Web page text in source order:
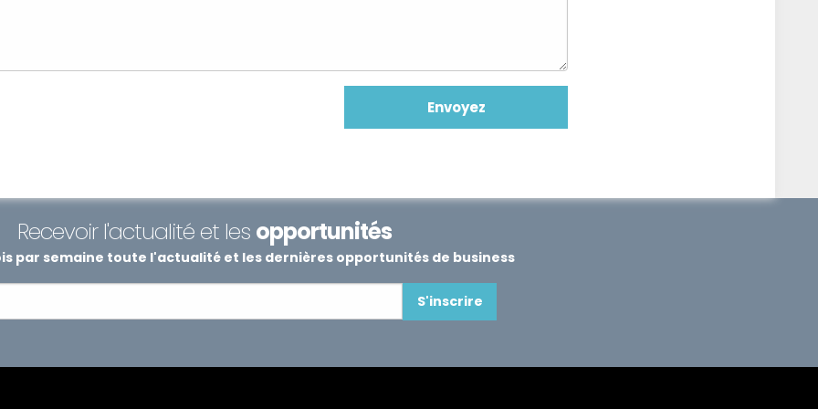
Recevoir l'actualité et les opportunités
par semaine toute l'actualité et les dernières opportunités de business
S'inscrire